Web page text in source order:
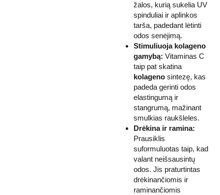
žalos, kurią sukelia UV
spinduliai ir aplinkos
tarša, padedant lėtinti
odos senėjimą.
Stimuliuoja kolageno
gamybą: Vitaminas C
taip pat skatina
kolageno sintezę, kas
padeda gerinti odos
elastingumą ir
stangrumą, mažinant
smulkias raukšleles.
Drėkina ir ramina:
Prausiklis
suformuluotas taip, kad
valant neišsausintų
odos. Jis praturtintas
drėkinančiomis ir
raminančiomis